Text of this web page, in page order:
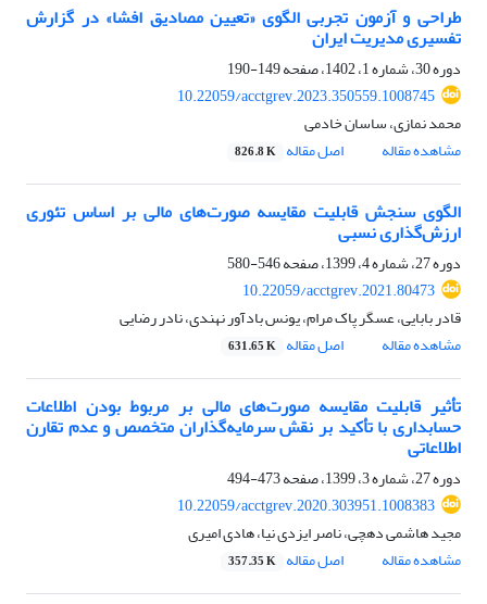
طراحی و آزمون تجربی الگوی «تعیین مصادیق افشا» در گزارش
تفسیری مدیریت ایران
دوره 30، شماره 1، 1402، صفحه
149-190
10.22059/acctgrev.2023.350559.1008745
محمد نمازی، ساسان خادمی
مشاهده مقاله
اصل مقاله 826.8 K
الگوی سنجش قابلیت مقایسه صورت‌های مالی بر اساس تئوری
ارزش‌گذاری نسبی
دوره 27، شماره 4، 1399، صفحه
546-580
10.22059/acctgrev.2021.80473
قادر بابایی، عسگر پاک مرام، یونس بادآور نهندی، نادر رضایی
مشاهده مقاله
اصل مقاله 631.65 K
تأثیر قابلیت مقایسه صورت‌های مالی بر مربوط ‌بودن اطلاعات
حسابداری با تأکید بر نقش سرمایه‌گذاران متخصص و عدم تقارن
اطلاعاتی
دوره 27، شماره 3، 1399، صفحه
473-494
10.22059/acctgrev.2020.303951.1008383
مجید هاشمی دهچی، ناصر ایزدی نیا، هادی امیری
مشاهده مقاله
اصل مقاله 357.35 K